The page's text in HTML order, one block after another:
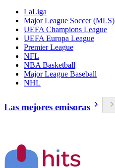
LaLiga
Major League Soccer (MLS)
UEFA Champions League
UEFA Europa League
Premier League
NFL
NBA Basketball
Major League Baseball
NHL
Las mejores emisoras